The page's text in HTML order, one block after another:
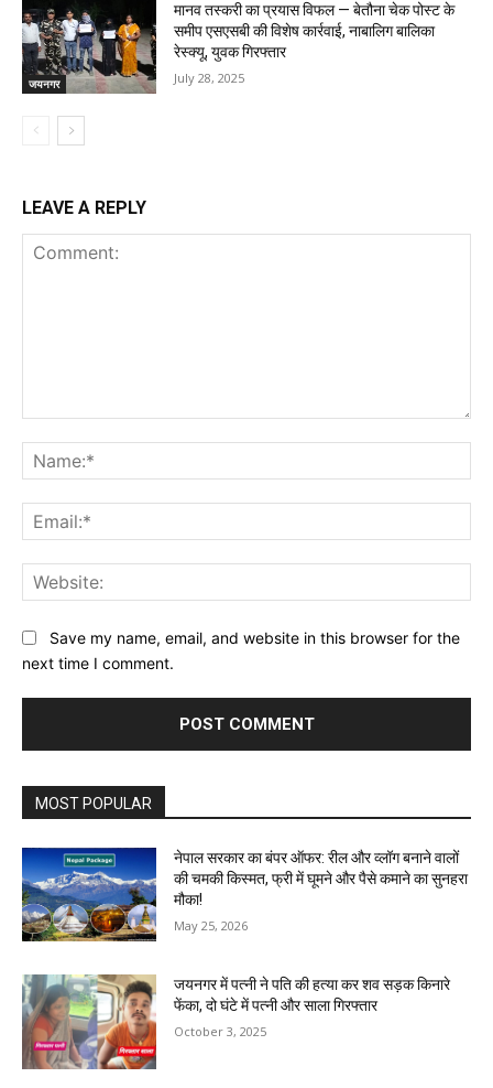
जयनगर
मानव तस्करी का प्रयास विफल — बेतौना चेक पोस्ट के
समीप एसएसबी की विशेष कार्रवाई, नाबालिग बालिका
रेस्क्यू, युवक गिरफ्तार
July 28, 2025
LEAVE A REPLY
Save my name, email, and website in this browser for the
next time I comment.
MOST POPULAR
नेपाल सरकार का बंपर ऑफर: रील और व्लॉग बनाने वालों
की चमकी किस्मत, फ्री में घूमने और पैसे कमाने का सुनहरा
मौका!
May 25, 2026
जयनगर में पत्नी ने पति की हत्या कर शव सड़क किनारे
फेंका, दो घंटे में पत्नी और साला गिरफ्तार
October 3, 2025